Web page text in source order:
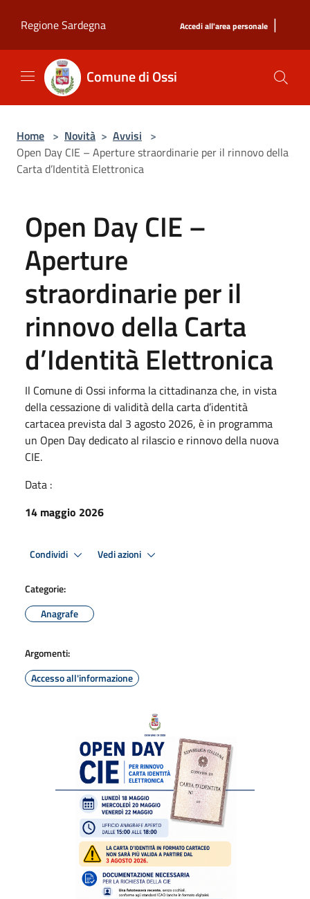
Regione Sardegna
Accedi all'area personale |
Comune di Ossi
Home > Novità > Avvisi >
Open Day CIE – Aperture straordinarie per il rinnovo della
Carta d’Identità Elettronica
Open Day CIE –
Aperture
straordinarie per il
rinnovo della Carta
d’Identità Elettronica
Il Comune di Ossi informa la cittadinanza che, in vista
della cessazione di validità della carta d’identità
cartacea prevista dal 3 agosto 2026, è in programma
un Open Day dedicato al rilascio e rinnovo della nuova
CIE.
Data :
14 maggio 2026
Condividi Vedi azioni
Categorie:
Anagrafe
Argomenti:
Accesso all'informazione